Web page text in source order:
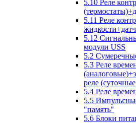
5.10 Реле
5.11 Реле
5.12
модули USS
5.2
5.3 Реле
реле
5.4 Реле
5.5
"память"
5.6 Блоки